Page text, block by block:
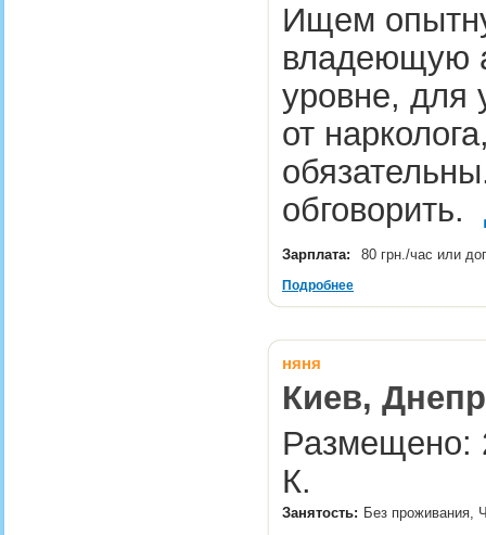
Ищем
владеющую
уровне, для
от
обговорить.
Зарплата: 80 грн./час или
Подробнее
няня
Киев,
Размещено:
К.
Занятость: Без проживания,